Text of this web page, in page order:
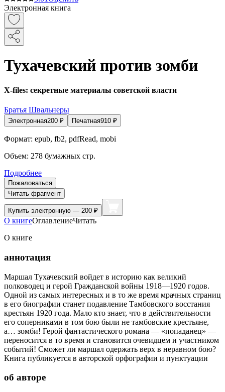
Электронная книга
Тухачевский против зомби
X-files: секретные материалы советской власти
Братья Швальнеры
Электронная200 ₽ Печатная910 ₽
Формат: epub, fb2, pdfRead, mobi
Объем: 278 бумажных стр.
Подробнее
Пожаловаться
Читать фрагмент
Купить электронную — 200 ₽
О книгеОглавлениеЧитать
О книге
аннотация
Маршал Тухачевский войдет в историю как великий
полководец и герой Гражданской войны 1918—1920 годов.
Одной из самых интересных и в то же время мрачных страниц
в его биографии станет подавление Тамбовского восстания
крестьян 1920 года. Мало кто знает, что в действительности
его соперниками в том бою были не тамбовские крестьяне,
а… зомби! Герой фантастического романа — «попаданец» —
переносится в то время и становится очевидцем и участником
событий! Сможет ли маршал одержать верх в неравном бою?
Книга публикуется в авторской орфографии и пунктуации
об авторе